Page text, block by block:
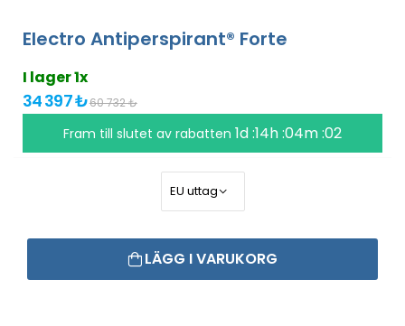
Electro Antiperspirant® Forte
I lager 1x
34 397 ₺60 732 ₺
Fram till slutet av rabatten1d :14h :04m :01
LÄGG I VARUKORG